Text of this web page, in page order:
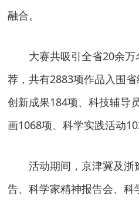
融合。
大赛共吸引全省20余
荐，共有2883项作品入围
创新成果184项、科技辅导
画1068项、科学实践活动
活动期间，京津冀及浙
告、科学家精神报告会、科